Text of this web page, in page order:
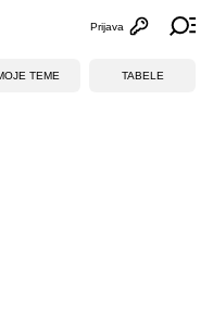
Otvori
Prijava
TEME TABELE